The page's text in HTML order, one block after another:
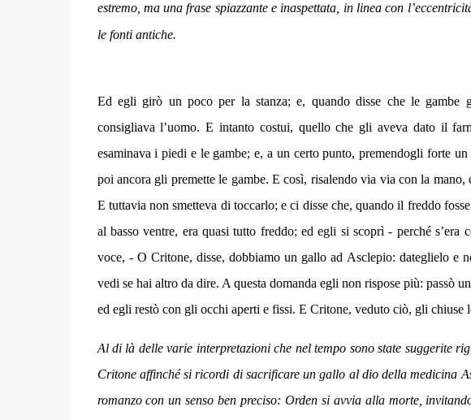
estremo, ma una frase spiazzante e inaspettata, in linea con
le fonti antiche.
Ed egli girò un poco per la stanza; e, quando disse che le gambe
consigliava l’uomo. E intanto costui, quello che gli aveva dato il
esaminava i piedi e le gambe; e, a un certo punto, premendogli forte
poi ancora gli premette le gambe. E così, risalendo via via con la
E tuttavia non smetteva di toccarlo; e ci disse che, quando il freddo
al basso ventre, era quasi tutto freddo; ed egli si scoprì - perché
voce, - O Critone, disse, dobbiamo un gallo ad Asclepio: dateglielo e
vedi se hai altro da dire. A questa domanda egli non rispose più: passò
ed egli restò con gli occhi aperti e fissi. E Critone, veduto ciò, gli chiuse
Al di là delle varie interpretazioni che nel tempo sono state suggerite
Critone affinché si ricordi di sacrificare un gallo al dio della medicina
romanzo con un senso ben preciso: Orden si avvia alla morte,